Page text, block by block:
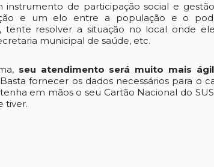
instrumento de participação social e
e um elo entre a população e o
, tente resolver a situação no local onde
municipal de saúde, etc.
seu atendimento será muito mais ágil
fornecer os dados necessários para o
em mãos o seu Cartão Nacional do
tiver.